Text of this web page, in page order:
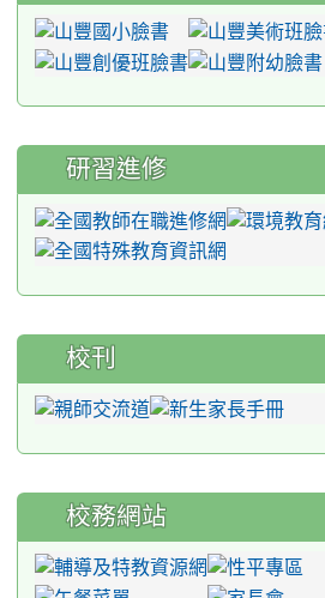
研習進修
校刊
校務網站